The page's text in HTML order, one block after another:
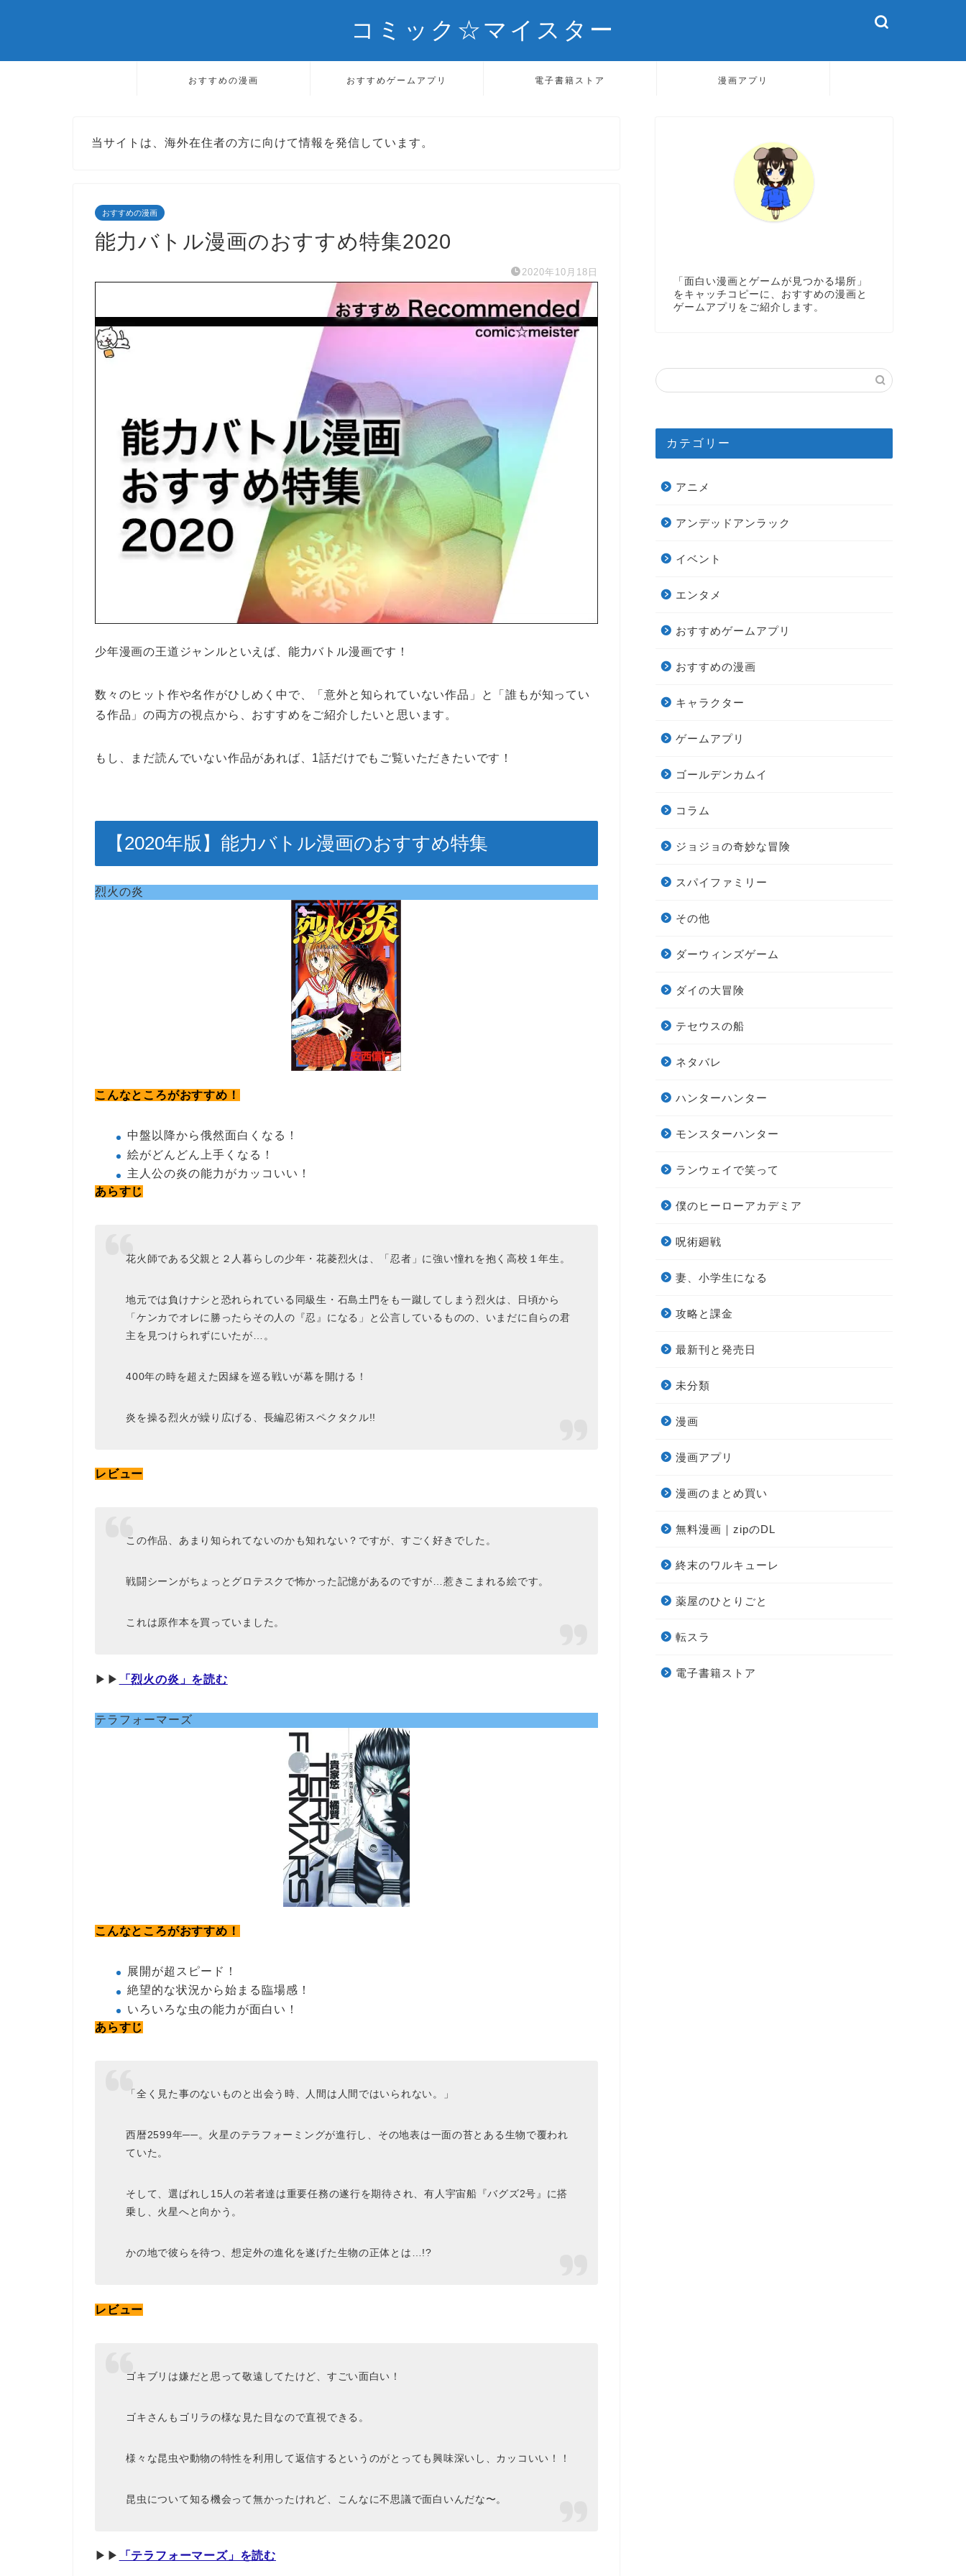
コミック☆マイスター
おすすめの漫画 おすすめゲームアプリ 電子書籍ストア 漫画アプリ
当サイトは、海外在住者の方に向けて情報を発信しています。
おすすめの漫画
能力バトル漫画のおすすめ特集2020
2020年10月18日
少年漫画の王道ジャンルといえば、能力バトル漫画です！
数々のヒット作や名作がひしめく中で、「意外と知られていない作品」と「誰もが知ってい
る作品」の両方の視点から、おすすめをご紹介したいと思います。
もし、まだ読んでいない作品があれば、1話だけでもご覧いただきたいです！
【2020年版】能力バトル漫画のおすすめ特集
烈火の炎
こんなところがおすすめ！
中盤以降から俄然面白くなる！
絵がどんどん上手くなる！
主人公の炎の能力がカッコいい！
あらすじ
花火師である父親と２人暮らしの少年・花菱烈火は、「忍者」に強い憧れを抱く高校１年生。
地元では負けナシと恐れられている同級生・石島土門をも一蹴してしまう烈火は、日頃から
「ケンカでオレに勝ったらその人の『忍』になる」と公言しているものの、いまだに自らの君
主を見つけられずにいたが…。
400年の時を超えた因縁を巡る戦いが幕を開ける！
炎を操る烈火が繰り広げる、長編忍術スペクタクル!!
レビュー
この作品、あまり知られてないのかも知れない？ですが、すごく好きでした。
戦闘シーンがちょっとグロテスクで怖かった記憶があるのですが…惹きこまれる絵です。
これは原作本を買っていました。
▶︎▶︎ 「烈火の炎」を読む
テラフォーマーズ
こんなところがおすすめ！
展開が超スピード！
絶望的な状況から始まる臨場感！
いろいろな虫の能力が面白い！
あらすじ
「全く見た事のないものと出会う時、人間は人間ではいられない。」
西暦2599年──。火星のテラフォーミングが進行し、その地表は一面の苔とある生物で覆われ
ていた。
そして、選ばれし15人の若者達は重要任務の遂行を期待され、有人宇宙船『バグズ2号』に搭
乗し、火星へと向かう。
かの地で彼らを待つ、想定外の進化を遂げた生物の正体とは…!?
レビュー
ゴキブリは嫌だと思って敬遠してたけど、すごい面白い！
ゴキさんもゴリラの様な見た目なので直視できる。
様々な昆虫や動物の特性を利用して返信するというのがとっても興味深いし、カッコいい！！
昆虫について知る機会って無かったけれど、こんなに不思議で面白いんだな〜。
▶︎▶︎ 「テラフォーマーズ」を読む
「面白い漫画とゲームが見つかる場所」
をキャッチコピーに、おすすめの漫画と
ゲームアプリをご紹介します。
カテゴリー
アニメ
アンデッドアンラック
イベント
エンタメ
おすすめゲームアプリ
おすすめの漫画
キャラクター
ゲームアプリ
ゴールデンカムイ
コラム
ジョジョの奇妙な冒険
スパイファミリー
その他
ダーウィンズゲーム
ダイの大冒険
テセウスの船
ネタバレ
ハンターハンター
モンスターハンター
ランウェイで笑って
僕のヒーローアカデミア
呪術廻戦
妻、小学生になる
攻略と課金
最新刊と発売日
未分類
漫画
漫画アプリ
漫画のまとめ買い
無料漫画｜zipのDL
終末のワルキューレ
薬屋のひとりごと
転スラ
電子書籍ストア